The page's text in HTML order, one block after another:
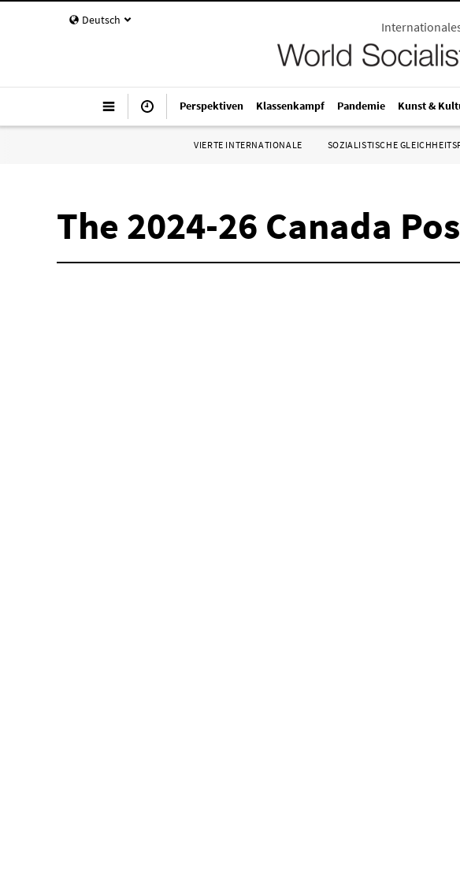
Deutsch
Perspektiven Klassenkampf Pandemie Kunst &
VIERTE INTERNATIONALE SOZIALISTISCHE
The 2024-26 Canada